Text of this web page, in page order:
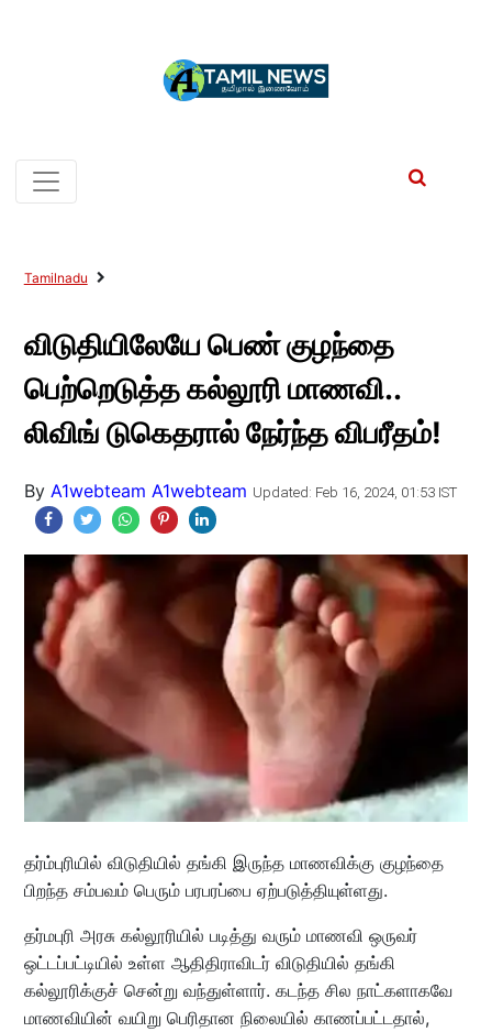
Tamilnadu
விடுதியிலேயே பெண் குழந்தை
பெற்றெடுத்த கல்லூரி மாணவி..
லிவிங் டுகெதரால் நேர்ந்த விபரீதம்!
By A1webteam A1webteam Updated: Feb 16, 2024, 01:53 IST
தர்ம்புரியில் விடுதியில் தங்கி இருந்த மாணவிக்கு குழந்தை
பிறந்த சம்பவம் பெரும் பரபரப்பை ஏற்படுத்தியுள்ளது.
தர்மபுரி அரசு கல்லூரியில் படித்து வரும் மாணவி ஒருவர்
ஒட்டப்பட்டியில் உள்ள ஆதிதிராவிடர் விடுதியில் தங்கி
கல்லூரிக்குச் சென்று வந்துள்ளார். கடந்த சில நாட்களாகவே
மாணவியின் வயிறு பெரிதான நிலையில் காணப்பட்டதால்,